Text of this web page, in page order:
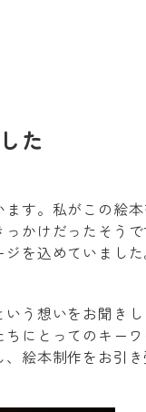
た
す。私がこの絵
かけだったそう
を込めていまし
う想いをお聞き
にとってのキー
絵本制作をお引